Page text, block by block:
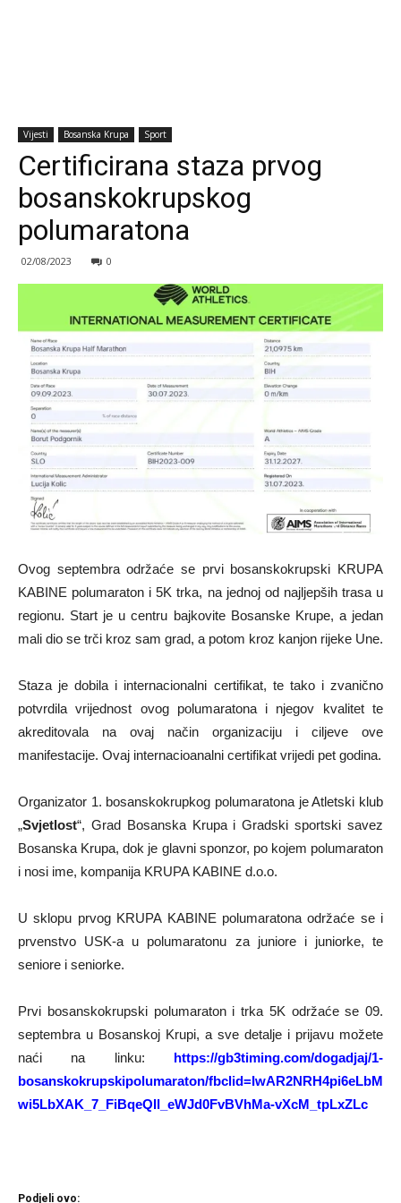
Vijesti Bosanska Krupa Sport
Certificirana staza prvog
bosanskokrupskog
polumaratona
02/08/2023 0
Ovog septembra održaće se prvi bosanskokrupski KRUPA
KABINE polumaraton i 5K trka, na jednoj od najljepših trasa u
regionu. Start je u centru bajkovite Bosanske Krupe, a jedan
mali dio se trči kroz sam grad, a potom kroz kanjon rijeke Une.
Staza je dobila i internacionalni certifikat, te tako i zvanično
potvrdila vrijednost ovog polumaratona i njegov kvalitet te
akreditovala na ovaj način organizaciju i ciljeve ove
manifestacije. Ovaj internacioanalni certifikat vrijedi pet godina.
Organizator 1. bosanskokrupkog polumaratona je Atletski klub
„Svjetlost“, Grad Bosanska Krupa i Gradski sportski savez
Bosanska Krupa, dok je glavni sponzor, po kojem polumaraton
i nosi ime, kompanija KRUPA KABINE d.o.o.
U sklopu prvog KRUPA KABINE polumaratona održaće se i
prvenstvo USK-a u polumaratonu za juniore i juniorke, te
seniore i seniorke.
Prvi bosanskokrupski polumaraton i trka 5K održaće se 09.
septembra u Bosanskoj Krupi, a sve detalje i prijavu možete
naći na linku: https://gb3timing.com/dogadjaj/1-
bosanskokrupskipolumaraton/fbclid=IwAR2NRH4pi6eLbM
wi5LbXAK_7_FiBqeQIl_eWJd0FvBVhMa-vXcM_tpLxZLc
Podjeli ovo: